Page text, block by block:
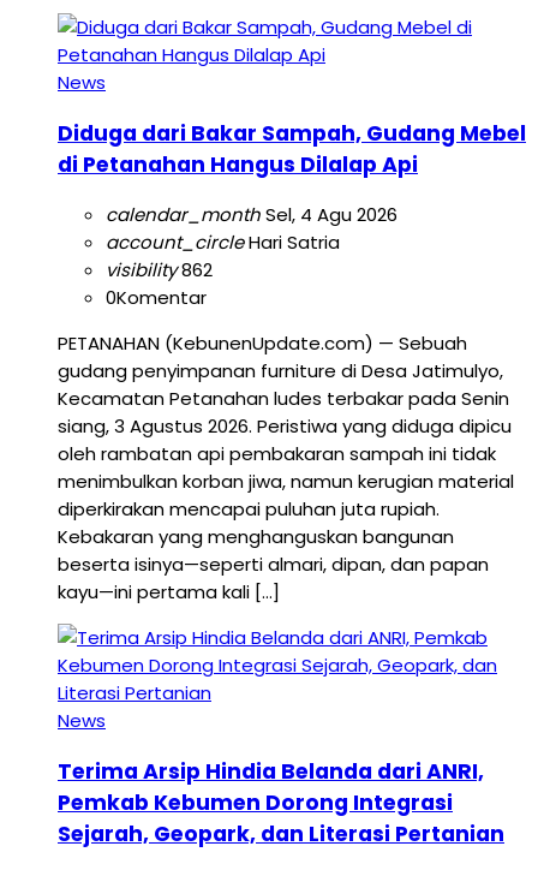
News
Diduga dari Bakar Sampah, Gudang Mebel
di Petanahan Hangus Dilalap Api
calendar_monthSel, 4 Agu 2026
account_circleHari Satria
visibility862
0Komentar
PETANAHAN (KebunenUpdate.com) — Sebuah
gudang penyimpanan furniture di Desa Jatimulyo,
Kecamatan Petanahan ludes terbakar pada Senin
siang, 3 Agustus 2026. Peristiwa yang diduga dipicu
oleh rambatan api pembakaran sampah ini tidak
menimbulkan korban jiwa, namun kerugian material
diperkirakan mencapai puluhan juta rupiah.
Kebakaran yang menghanguskan bangunan
beserta isinya—seperti almari, dipan, dan papan
kayu—ini pertama kali […]
News
Terima Arsip Hindia Belanda dari ANRI,
Pemkab Kebumen Dorong Integrasi
Sejarah, Geopark, dan Literasi Pertanian